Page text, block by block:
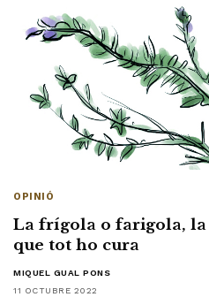
OPINIÓ
La frígola o farigola,
que tot ho cura
MIQUEL GUAL PONS
11 OCTUBRE 2022